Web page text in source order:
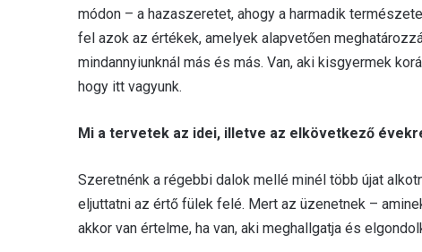
módon – a hazaszeretet, ahogy a harmadik
fel azok az értékek, amelyek alapvetően
mindannyiunknál más és más. Van, aki kisgyermek
hogy itt vagyunk.
Mi a tervetek az idei, illetve az elkövetkező
Szeretnénk a régebbi dalok mellé minél több újat
eljuttatni az értő fülek felé. Mert az üzenetnek –
akkor van értelme, ha van, aki meghallgatja és